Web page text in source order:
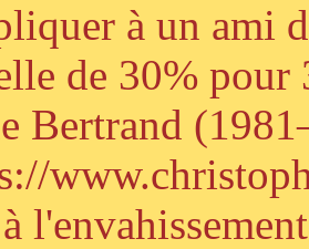
à un ami
de 30% pour
Bertrand